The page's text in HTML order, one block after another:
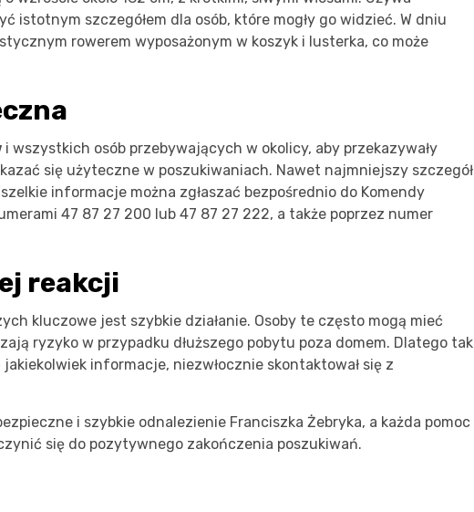
istotnym szczegółem dla osób, które mogły go widzieć. W dniu
rowerem wyposażonym w koszyk i lusterka, co może
i wszystkich osób przebywających w okolicy, aby przekazywały
się użyteczne w poszukiwaniach. Nawet najmniejszy szczegół
informacje można zgłaszać bezpośrednio do Komendy
47 87 27 200 lub 47 87 27 222, a także poprzez numer
reakcji
kluczowe jest szybkie działanie. Osoby te często mogą mieć
ryzyko w przypadku dłuższego pobytu poza domem. Dlatego tak
informacje, niezwłocznie skontaktował się z
i szybkie odnalezienie Franciszka Żebryka, a każda pomoc
się do pozytywnego zakończenia poszukiwań.